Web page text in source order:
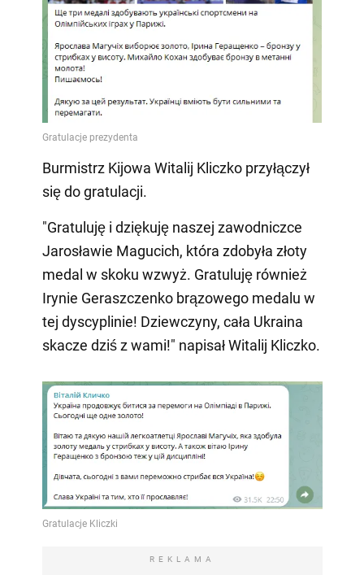
Burmistrz Kijowa Witalij Kliczko przyłączył
się do gratulacji.
"Gratuluję i dziękuję naszej zawodniczce
Jarosławie Magucich, która zdobyła złoty
medal w skoku wzwyż. Gratuluję również
Irynie Geraszczenko brązowego medalu w
tej dyscyplinie! Dziewczyny, cała Ukraina
skacze dziś z wami!" napisał Witalij Kliczko.
REKLAMA